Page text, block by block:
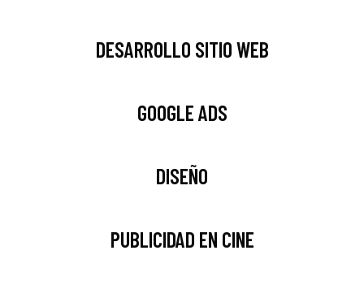
DESARROLLO SITIO WEB
GOOGLE ADS
DISEÑO
PUBLICIDAD EN CINE